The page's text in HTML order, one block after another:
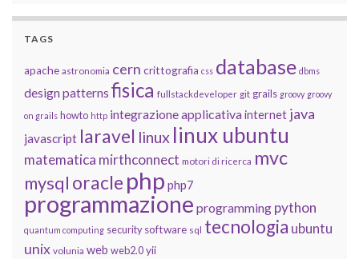
TAGS
apache astronomia cern crittografia css database dbms
design patterns fisica fullstackdeveloper git grails groovy groovy
on grails howto http integrazione applicativainternet java
javascript laravel linux linux ubuntu
matematica mirthconnect motori di ricerca mvc
mysql oracle php php7
programmazione programming python
quantum computing security software sql tecnologia ubuntu
unix volunia web web2.0 yii